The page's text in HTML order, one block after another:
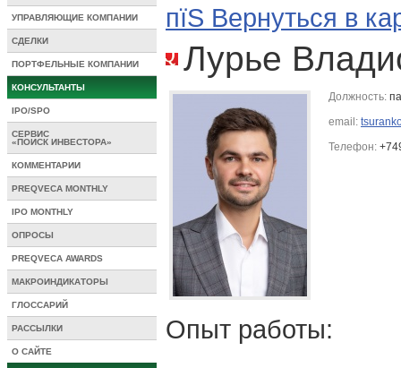
УПРАВЛЯЮЩИЕ КОМПАНИИ
СДЕЛКИ
ПОРТФЕЛЬНЫЕ КОМПАНИИ
КОНСУЛЬТАНТЫ
IPO/SPO
СЕРВИС
«ПОИСК ИНВЕСТОРА»
КОММЕНТАРИИ
PREQVECA MONTHLY
IPO MONTHLY
ОПРОСЫ
PREQVECA AWARDS
МАКРОИНДИКАТОРЫ
ГЛОССАРИЙ
РАССЫЛКИ
О САЙТЕ
пїЅ Вернуться в
Лурье
Должность:
email:
Телефон:
Опыт работы: